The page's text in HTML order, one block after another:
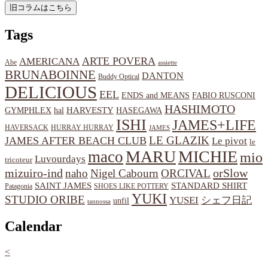
Tags
Abe AMERICANA ARTE POVERA assiette
BRUNABOINNE Buddy Optical DANTON
DELICIOUS EEL ENDS and MEANS FABIO RUSCONI
GYMPHLEX hal HARVESTY HASEGAWA HASHIMOTO
HAVERSACK HURRAY HURRAY ISHI JAMES JAMES+LIFE
JAMES AFTER BEACH CLUB LE GLAZIK Le pivot le
tricoteur Luvourdays macoMARUMICHIEmio
mizuiro-ind naho Nigel Cabourn ORCIVAL orSlow
Patagonia SAINT JAMES SHOES LIKE POTTERY STANDARD SHIRT
STUDIO ORIBE tannossa unfil YUKI YUSEI シェフ日記
Calendar
<